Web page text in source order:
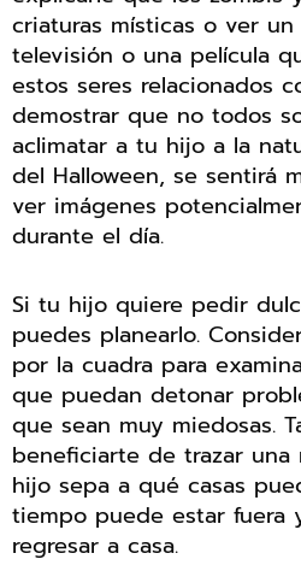
criaturas místicas o ver
televisión o una película
estos seres relacionados
demostrar que no todos
aclimatar a tu hijo a la
del Halloween, se sentirá
ver imágenes
durante el día.
Si tu hijo quiere pedir
puedes planearlo.
por la cuadra para
que puedan detonar
que sean muy miedosas.
beneficiarte de trazar
hijo sepa a qué casas
tiempo puede estar fuera
regresar a casa.